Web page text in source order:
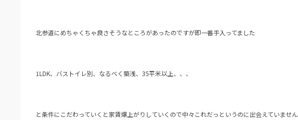
北参道にめちゃくちゃ良さそうなところがあったのですが即一番手入ってました
1LDK、バストイレ別、なるべく築浅、35平米以上、、、
と条件にこだわっていくと家賃爆上がりしていくので中々これだっというのに出会えていません